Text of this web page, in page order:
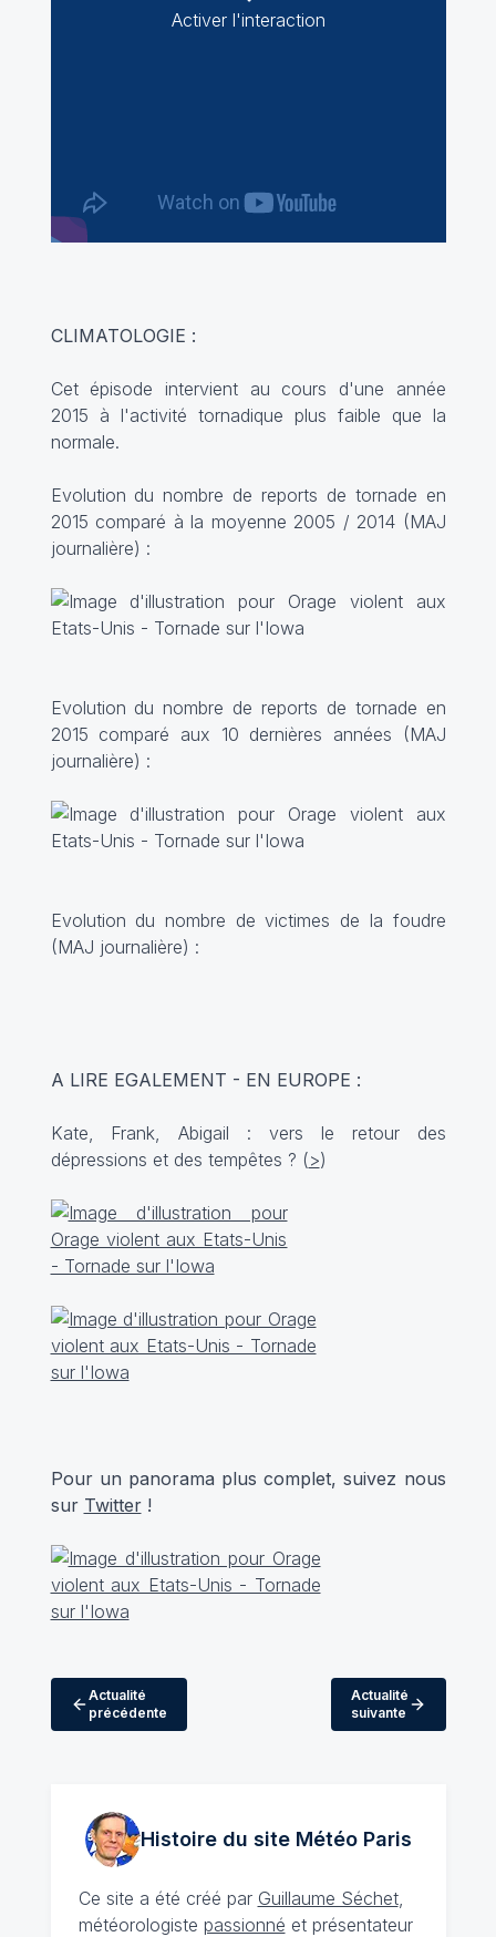
Activer l'interaction
CLIMATOLOGIE :
Cet épisode intervient au cours d'une année
2015 à l'activité tornadique plus faible que la
normale.
Evolution du nombre de reports de tornade en
2015 comparé à la moyenne 2005 / 2014 (MAJ
journalière) :
Evolution du nombre de reports de tornade en
2015 comparé aux 10 dernières années (MAJ
journalière) :
Evolution du nombre de victimes de la foudre
(MAJ journalière) :
A LIRE EGALEMENT - EN EUROPE :
Kate, Frank, Abigail : vers le retour des
dépressions et des tempêtes ? (>)
Pour un panorama plus complet, suivez nous
sur Twitter!
Actualité
précédente
Actualité
suivante
Histoire du site MétéoParis
Ce site a été créé par Guillaume Séchet,
météorologiste passionné et présentateur